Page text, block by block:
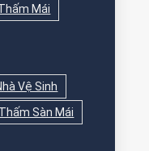
Mái
Vệ Sinh
Sàn Mái